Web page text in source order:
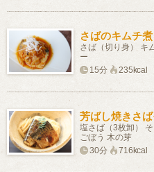
さばのキムチ
さば（切り身） キ
ー
15分
235kcal
芳ばし焼きさ
塩さば（3枚卸）
ごぼう 木の芽
30分
716kcal